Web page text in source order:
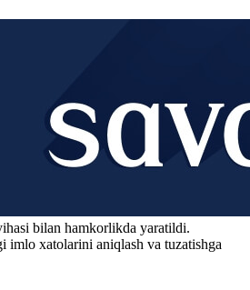
bilan hamkorlikda yaratildi.
imlo xatolarini aniqlash va tuzatishga